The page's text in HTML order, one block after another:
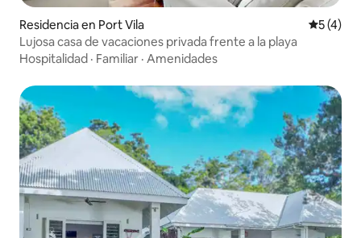
Residencia en Port Vila
5 (4)
Lujosa casa de vacaciones privada frente a la playa
Hospitalidad · Familiar · Amenidades